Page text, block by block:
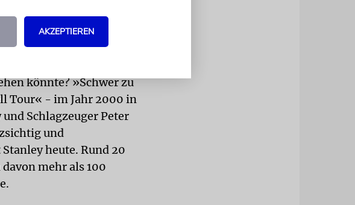
spielen. Aber
damit
könnte? »Schwer zu
Tour« - im Jahr 2000 in
Schlagzeuger Peter
und
heute. Rund 20
mehr als 100
AKZEPTIEREN